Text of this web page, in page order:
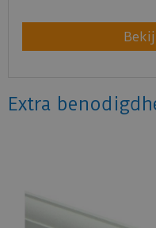
Extra